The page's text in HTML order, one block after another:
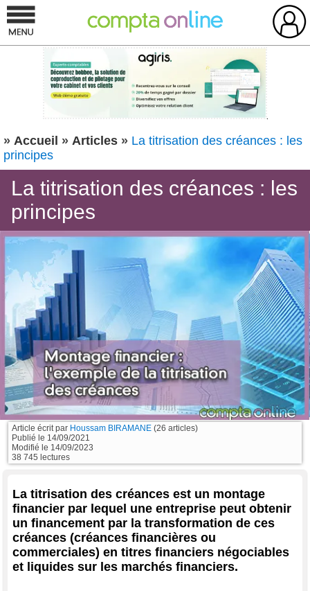
» Accueil » Articles » La titrisation des créances : les
principes
La titrisation des créances : les
principes
Article écrit par Houssam BIRAMANE (26 articles)
Publié le 14/09/2021
Modifié le 14/09/2023
38 745 lectures
La titrisation des créances est un montage
financier par lequel une entreprise peut obtenir
un financement par la transformation de ces
créances (créances financières ou
commerciales) en titres financiers négociables
et liquides sur les marchés financiers.